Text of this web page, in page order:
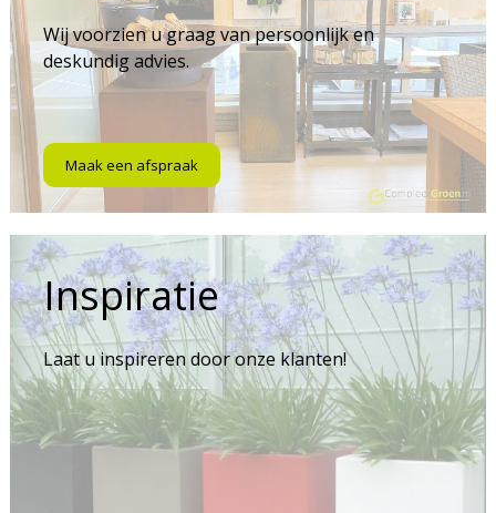
Wij voorzien u graag van persoonlijk en
deskundig advies.
Maak een afspraak
Inspiratie
Laat u inspireren door onze klanten!